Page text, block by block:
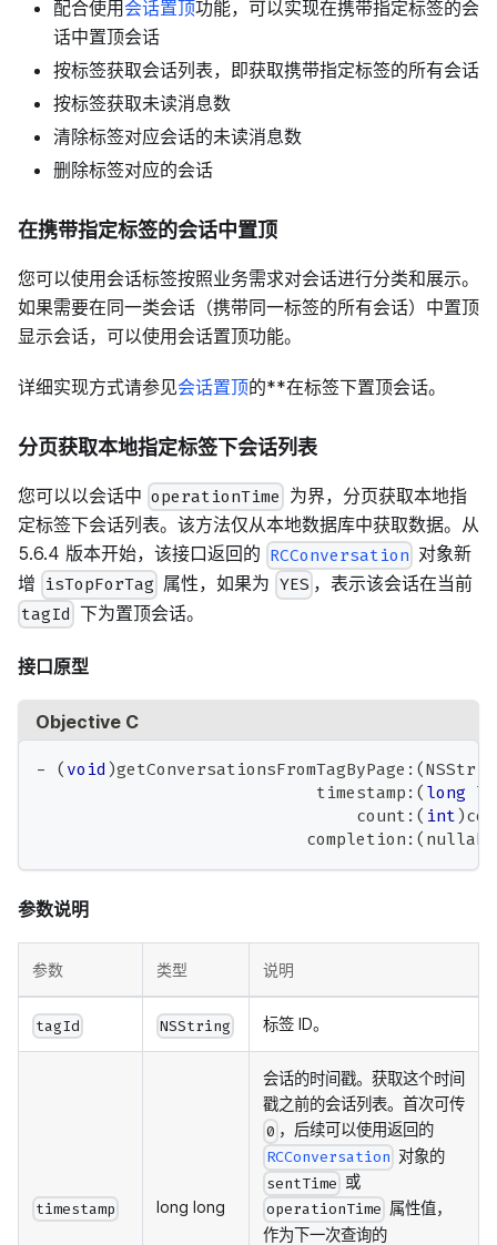
配合使用 会话置顶功能，可以实现在携带指定标签的会
话中置顶会话
按标签获取会话列表，即获取携带指定标签的所有会话
按标签获取未读消息数
清除标签对应会话的未读消息数
删除标签对应的会话
在携带指定标签的会话中置顶
您可以使用会话标签按照业务需求对会话进行分类和展示。
如果需要在同一类会话（携带同一标签的所有会话）中置顶
显示会话，可以使用会话置顶功能。
详细实现方式请参见会话置顶的**在标签下置顶会话。
分页获取本地指定标签下会话列表
您可以以会话中 operationTime 为界，分页获取本地指
定标签下会话列表。该方法仅从本地数据库中获取数据。从
5.6.4 版本开始，该接口返回的 RCConversation 对象新
增 isTopForTag 属性，如果为 YES ，表示该会话在当前
tagId 下为置顶会话。
接口原型
Objective C
- ( void )getConversationsFromTagByPage : (
                            timestamp
: ( long
                                count
: ( int)
                           completion
: (
参数说明
参数 类型 说明
tagId NSString 标签 ID。
timestamp long long
会话的时间戳。获取这个时间
戳之前的会话列表。首次可传
0 ，后续可以使用返回的
RCConversation 对象的
sentTime 或
operationTime 属性值，
作为下一次查询的